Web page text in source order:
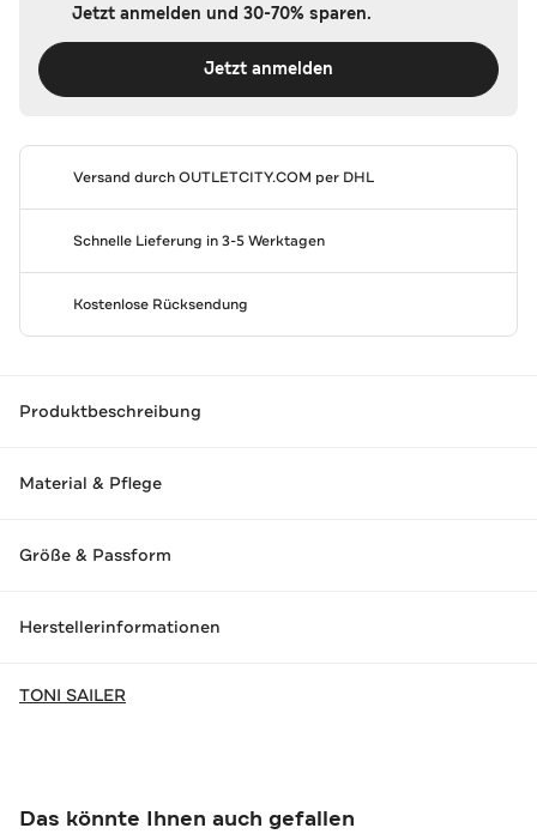
Jetzt anmelden und 30-70% sparen.
Jetzt anmelden
Versand durchOUTLETCITY.COM per DHL
Schnelle Lieferung in 3-5 Werktagen
Kostenlose Rücksendung
Produktbeschreibung
Material & Pflege
Größe & Passform
Herstellerinformationen
TONI SAILER
Das könnte Ihnen auch gefallen